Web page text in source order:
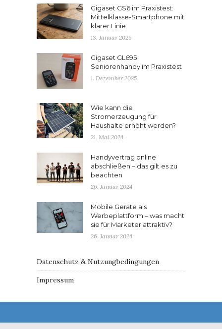
Gigaset GS6 im Praxistest:
Mittelklasse-Smartphone mit
klarer Linie
13. Januar 2026
Gigaset GL695
Seniorenhandy im Praxistest
1. Dezember 2025
Wie kann die
Stromerzeugung für
Haushalte erhöht werden?
21. Mai 2024
Handyvertrag online
abschließen – das gilt es zu
beachten
26. Januar 2024
Mobile Geräte als
Werbeplattform – was macht
sie für Marketer attraktiv?
26. Januar 2024
Datenschutz & Nutzungbedingungen
Impressum